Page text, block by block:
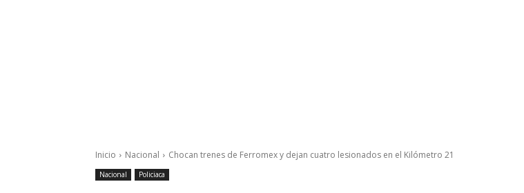
Inicio Nacional Chocan trenes de Ferromex y dejan cuatro lesionados en el Kilómetro 21
Nacional Policiaca